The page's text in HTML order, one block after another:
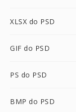
XLSX do PSD
GIF do PSD
PS do PSD
BMP do PSD